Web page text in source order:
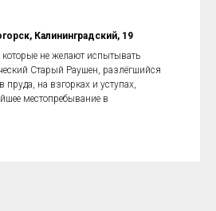
Калининградский, 19
которые не желают испытывать
Старый Раушен, разлёгшийся
пруда, на взгорках и уступах,
местопребывание в